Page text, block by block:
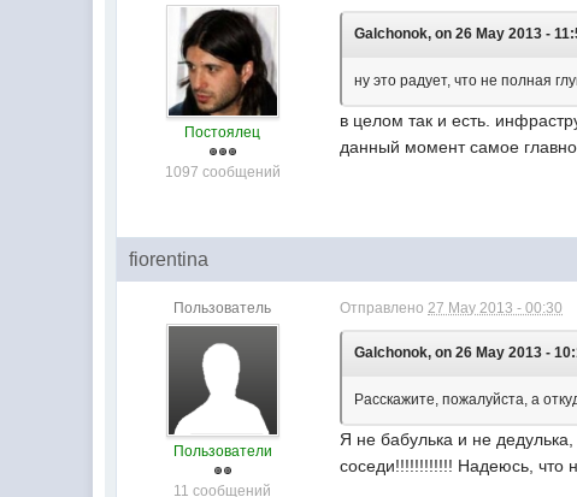
Постоялец
1097 сообщений
Galchonok, on 26 May 2013 -
ну это радует, что не полная
в целом так и есть.
данный момент самое
fiorentina
Пользователь
Пользователи
11 сообщений
Отправлено27 May 2013 - 00:30
Galchonok, on 26 May 2013 -
Расскажите, пожалуйста, а
Я не бабулька и не
соседи!!!!!!!!!!!! Надеюсь, что